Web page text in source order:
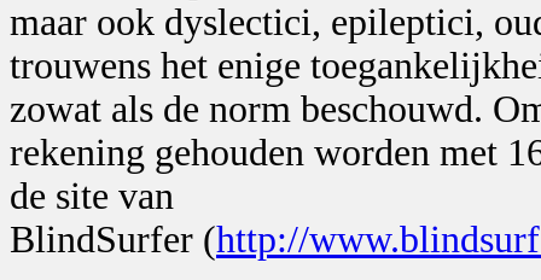
maar ook dyslectici, epileptici,
trouwens het enige
zowat als de norm beschouwd.
rekening gehouden worden met
de site van
BlindSurfer (http://